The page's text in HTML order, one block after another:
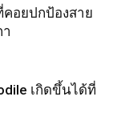
อยปกป้องสาย
เกิดขึ้นได้ที่